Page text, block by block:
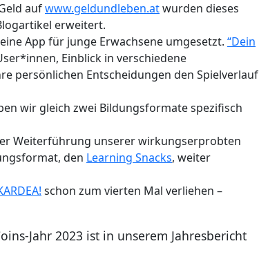
aufwww.geldundleben.atwurden dieses
erweitert.
App für junge Erwachsene umgesetzt. “Dein
Einblick in verschiedene
persönlichen Entscheidungen den Spielverlauf
wir gleich zwei Bildungsformate spezifisch
Weiterführung unserer wirkungserprobten
den Learning Snacks, weiter
schon zum vierten Mal verliehen –
Jahr 2023 ist in unserem Jahresbericht